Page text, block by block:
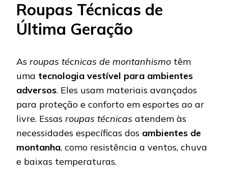
Roupas Técnicas de
Última Geração
As roupas técnicas de montanhismo têm
uma tecnologia vestível para ambientes
adversos. Eles usam materiais avançados
para proteção e conforto em esportes ao ar
livre. Essas roupas técnicas atendem às
necessidades específicas dos ambientes de
montanha, como resistência a ventos, chuva
e baixas temperaturas.